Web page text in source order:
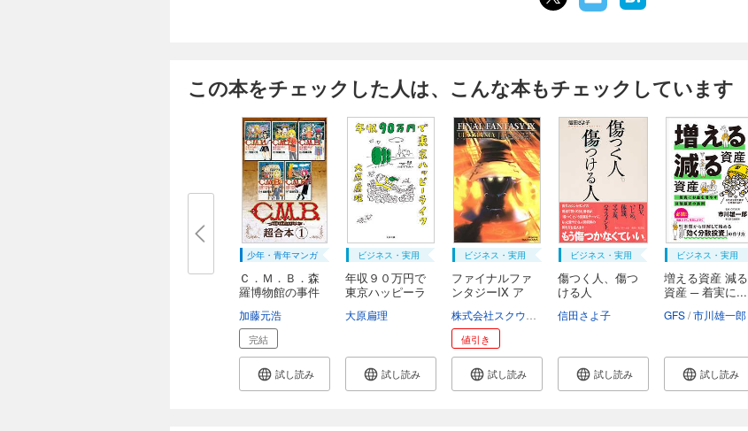
この本をチェックした人は、こんな本もチェックしています
少年・青年マンガ
Ｃ．Ｍ．Ｂ．森
羅博物館の事件
加藤元浩
完結
試し読み
ビジネス・実用
年収９０万円で
東京ハッピーラ
大原扁理
試し読み
ビジネス・実用
ファイナルファ
ンタジーIX ア
スタジオベントスタッフ
値引き
試し読み
ビジネス・実用
傷つく人、傷つ
ける人
信田さよ子
試し読み
ビジネス・実用
増える資産 減る
資産 ─ 着実に...
GFS 市川雄一郎
試し読み